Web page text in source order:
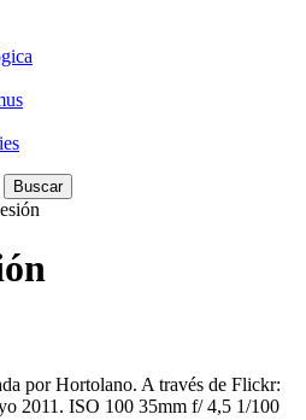
Buscar
por Hortolano. A través de Flickr:
2011. ISO 100 35mm f/ 4,5 1/100